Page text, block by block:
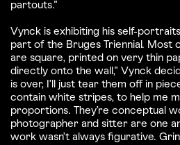
partouts.”
Vynck is exhibiting his self-
part of the Bruges Triennial. Most
are square, printed on very thin
directly onto the wall,” Vynck
is over, I’ll just tear them off in
contain white stripes, to help me
proportions. They’re conceptual
photographer and sitter are one
work wasn’t always figurative.